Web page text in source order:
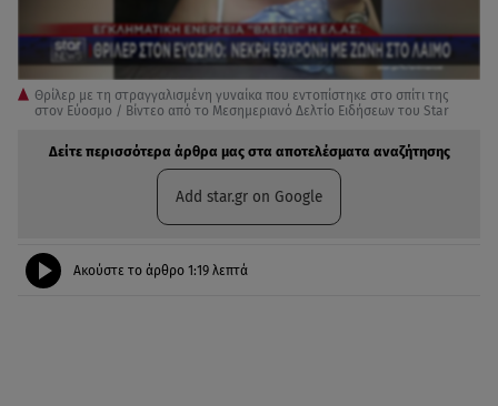
Θρίλερ με τη στραγγαλισμένη γυναίκα που εντοπίστηκε στο σπίτι της
στον Εύοσμο / Βίντεο από το Μεσημεριανό Δελτίο Ειδήσεων του Star
Δείτε περισσότερα άρθρα μας στα αποτελέσματα αναζήτησης
Add star.gr on Google
Ακούστε το άρθρο 1:19 λεπτά